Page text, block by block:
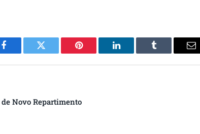
Facebook Twitter Pinterest
O
Tumblr
E-
Novo Repartimento